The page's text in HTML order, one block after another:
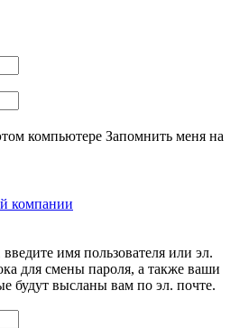
компьютере Запомнить меня на
компании
имя пользователя или эл.
для смены пароля, а также ваши
будут высланы вам по эл. почте.